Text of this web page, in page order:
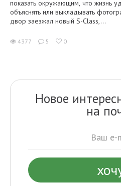
показать окружающим, что жизнь
объяснять или выкладывать
двор заезжал новый S-Class,...
4377 5 0
Новое
на